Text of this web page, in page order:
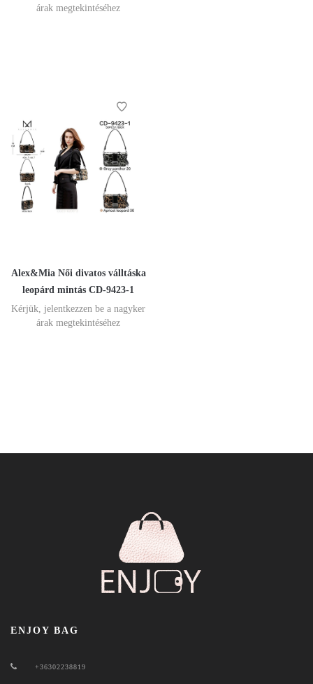
árak megtekintéséhez
Alex&Mia Női divatos válltáska
leopárd mintás CD-9423-1
Kérjük, jelentkezzen be a nagyker
árak megtekintéséhez
ENJOY BAG
+36302238819